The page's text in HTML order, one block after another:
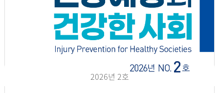
2026년 2호